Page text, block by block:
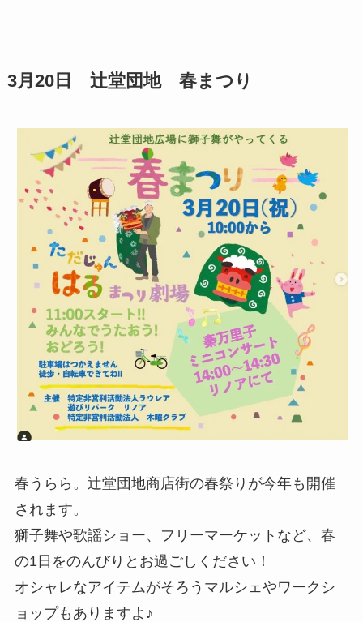
3月20日 辻堂団地 春まつり
春うらら。辻堂団地商店街の春祭りが今年も開催
されます。
獅子舞や歌謡ショー、フリーマーケットなど、春
の1日をのんびりとお過ごしください！
オシャレなアイテムがそろうマルシェやワークシ
ョップもありますよ♪